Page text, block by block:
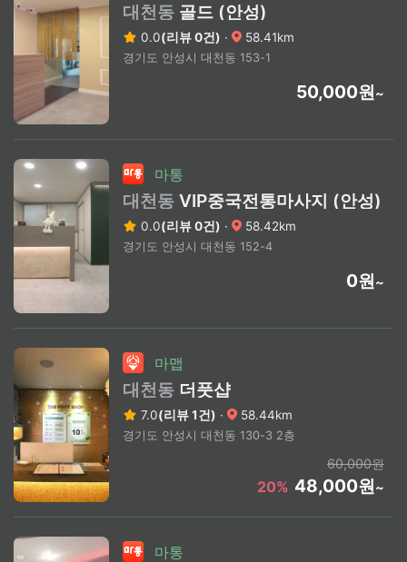
대천동 골드 (안성)
0.0(리뷰 0건) · 58.41km
경기도 안성시 대천동 153-1
50,000원~
마통
대천동 VIP중국전통마사지 (안성)
0.0(리뷰 0건) · 58.42km
경기도 안성시 대천동 152-4
0원~
마맵
대천동 더풋샵
7.0(리뷰 1건) · 58.44km
경기도 안성시 대천동 130-3 2층
60,000원
20% 48,000원~
마통